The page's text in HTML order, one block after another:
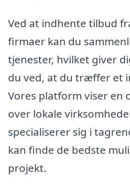
Ved at indhente tilbud
firmaer kan du
tjenester, hvilket giver
du ved, at du træffer et
Vores platform viser en
over lokale
specialiserer sig i
kan finde de bedste
projekt.